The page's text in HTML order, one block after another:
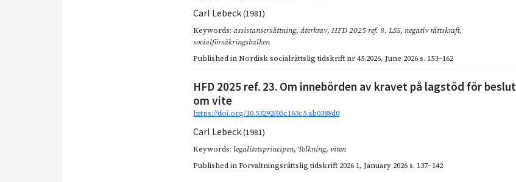
Carl Lebeck(1981)
Keywords:assistansersättning,återkrav,HFD 2025 ref. 8,LSS, negativ rättskraft,
socialförsäkringsbalken
Published inNordisk socialrättslig tidskrift nr 45.2026,June 2026 s. 153–162
HFD 2025 ref. 23. Om innebörden av kravet på lagstöd för beslut
om vite
https://doi.org/10.53292/05c163c5.ab0388d0
Carl Lebeck(1981)
Keywords: legalitetsprincipen, Tolkning,viten
Published inFörvaltningsrättslig tidskrift 2026 1,January 2026 s. 137–142